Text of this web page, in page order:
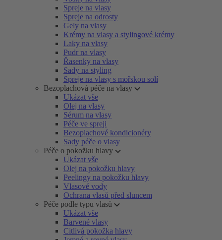
Spreje na vlasy
Spreje na odrosty
Gely na vlasy
Krémy na vlasy a stylingové krémy
Laky na vlasy
Pudr na vlasy
Řasenky na vlasy
Sady na styling
Spreje na vlasy s mořskou solí
Bezoplachová péče na vlasy
Ukázat vše
Olej na vlasy
Sérum na vlasy
Péče ve spreji
Bezoplachové kondicionéry
Sady péče o vlasy
Péče o pokožku hlavy
Ukázat vše
Olej na pokožku hlavy
Peelingy na pokožku hlavy
Vlasové vody
Ochrana vlasů před sluncem
Péče podle typu vlasů
Ukázat vše
Barvené vlasy
Citlivá pokožka hlavy